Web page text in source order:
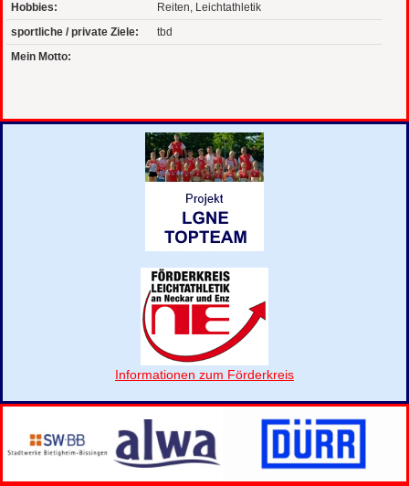
Hobbies: Reiten, Leichtathletik
sportliche / private Ziele: tbd
Mein Motto:
Informationen zum Förderkreis